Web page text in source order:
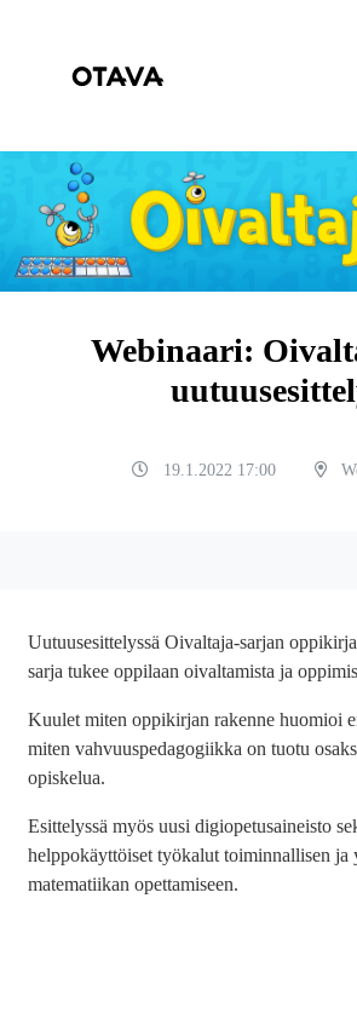
Webinaari:
19.1.2022 17:00
Uutuusesittelyssä Oivaltaja-sarjan
sarja tukee oppilaan oivaltamista ja
Kuulet miten oppikirjan rakenne huomioi
miten vahvuuspedagogiikka on tuotu
opiskelua.
Esittelyssä myös uusi digiopetusaineisto
helppokäyttöiset työkalut toiminnallisen ja
matematiikan opettamiseen.